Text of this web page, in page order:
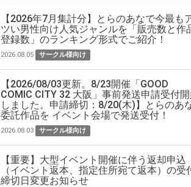
【2026年7月集計分】とらのあなで今最も
ツい男性向け人気ジャンルを「販売数と作
登録数」のランキング形式でご紹介！
2026.08.05 サークル様向け
【2026/08/03更新。8/23開催「GOOD
COMIC CITY 32 大阪」事前発送申請受付
しました。申請締切：8/20(木)】とらのあ
委託作品を イベント会場で発送受付！
2026.08.03 サークル様向け
【重要】大型イベント開催に伴う返却申込
（イベント返本、指定住所宛て返本）の受
締切日変更お知らせ